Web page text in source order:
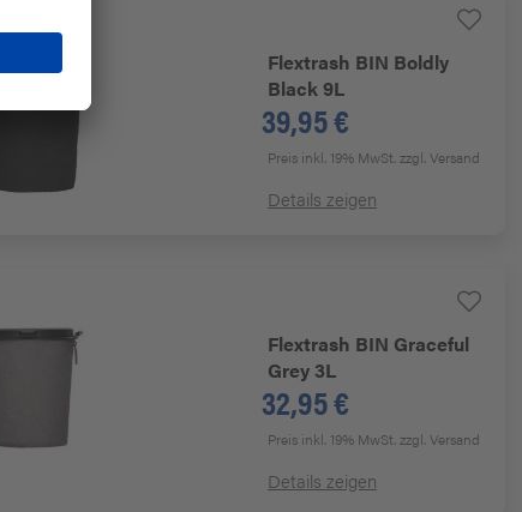
Flextrash BIN Boldly
Black 9L
39,95 €
Preis inkl. 19% MwSt.zzgl. Versand
Details zeigen
Flextrash BIN Graceful
Grey 3L
32,95 €
Preis inkl. 19% MwSt.zzgl. Versand
Details zeigen